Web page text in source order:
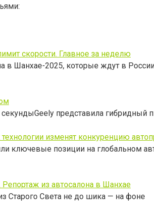
скорости. Главное за неделю
в Шанхае-2025, которые ждут в
секундыGeely представила гибридный
изменят конкуренцию
ключевые позиции на глобальном
из автосалона в Шанхае
Старого Света не до шика — на фоне